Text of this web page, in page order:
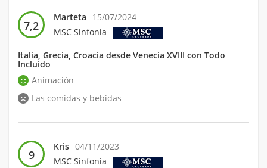
7,2
Marteta
15/07/2024
MSC Sinfonia
Italia, Grecia, Croacia desde Venecia XVIII con Todo
Incluido
Animación
Las comidas y bebidas
9
Kris 04/11/2023
MSC Sinfonia